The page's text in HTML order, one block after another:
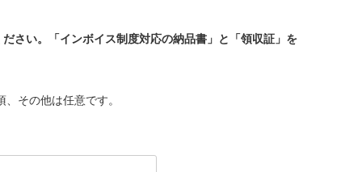
さい。「インボイス制度対応の納品書」と「領収証」を
その他は任意です。